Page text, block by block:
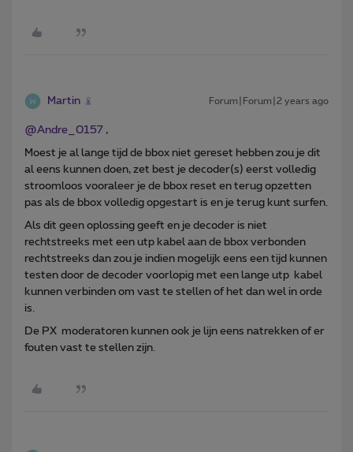
Martin Forum|Forum|2 years ago
@Andre_0157 ,
Moest je al lange tijd de bbox niet gereset hebben zou je dit
al eens kunnen doen, zet best je decoder(s) eerst volledig
stroomloos vooraleer je de bbox reset en terug opzetten
pas als de bbox volledig opgestart is en je terug kunt surfen.
Als dit geen oplossing geeft en je decoder is niet
rechtstreeks met een utp kabel aan de bbox verbonden
rechtstreeks dan zou je indien mogelijk eens een tijd kunnen
testen door de decoder voorlopig met een lange utp kabel
kunnen verbinden om vast te stellen of het dan wel in orde
is.
De PX moderatoren kunnen ook je lijn eens natrekken of er
fouten vast te stellen zijn.